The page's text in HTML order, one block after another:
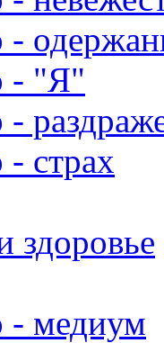
-
- "Я"
страх
здоровье
- медиум